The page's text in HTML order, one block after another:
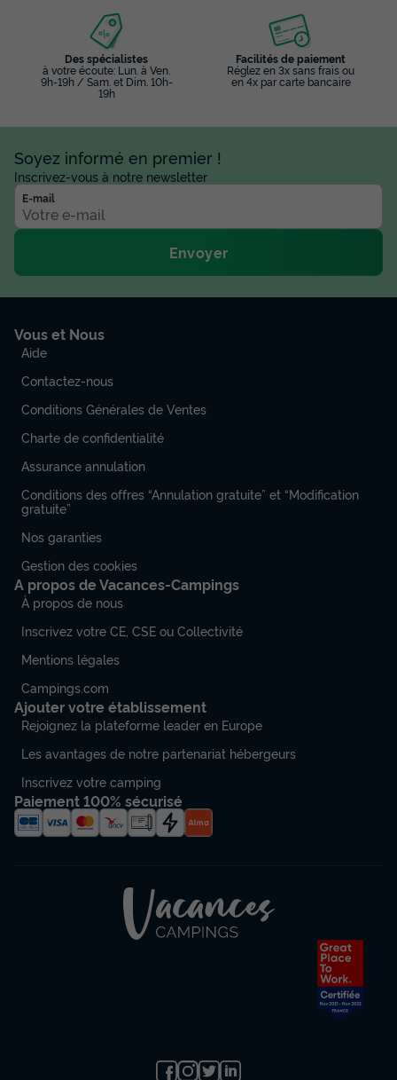
Des spécialistes
à votre écoute: Lun. à Ven.
9h-19h / Sam. et Dim. 10h-
19h
Facilités de paiement
Réglez en 3x sans frais ou
en 4x par carte bancaire
Soyez informé en premier !
Inscrivez-vous à notre newsletter
E-mail
Envoyer
Vous et Nous
Aide
Contactez-nous
Conditions Générales de Ventes
Charte de confidentialité
Assurance annulation
Conditions des offres “Annulation gratuite” et “Modification
gratuite”
Nos garanties
Gestion des cookies
A propos de Vacances-Campings
À propos de nous
Inscrivez votre CE, CSE ou Collectivité
Mentions légales
Campings.com
Ajouter votre établissement
Rejoignez la plateforme leader en Europe
Les avantages de notre partenariat hébergeurs
Inscrivez votre camping
Paiement 100% sécurisé